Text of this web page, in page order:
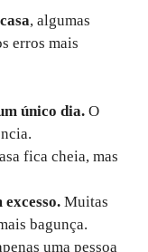
, algumas
erros mais
único dia. O
fica cheia, mas
Muitas
bagunça.
uma pessoa